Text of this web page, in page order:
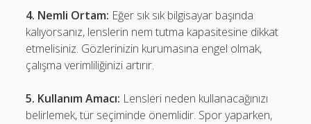
4. Nemli Ortam: Eğer sık sık bilgisayar başında
kalıyorsanız, lenslerin nem tutma kapasitesine dikkat
etmelisiniz. Gözlerinizin kurumasına engel olmak,
çalışma verimliliğinizi artırır.
5. Kullanım Amacı: Lensleri neden kullanacağınızı
belirlemek, tür seçiminde önemlidir. Spor yaparken,